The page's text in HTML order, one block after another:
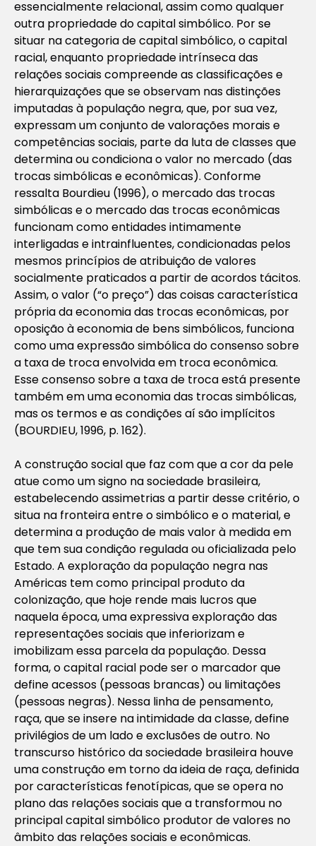
essencialmente relacional, assim como qualquer
outra propriedade do capital simbólico. Por se
situar na categoria de capital simbólico, o capital
racial, enquanto propriedade intrínseca das
relações sociais compreende as classificações e
hierarquizações que se observam nas distinções
imputadas à população negra, que, por sua vez,
expressam um conjunto de valorações morais e
competências sociais, parte da luta de classes que
determina ou condiciona o valor no mercado (das
trocas simbólicas e econômicas). Conforme
ressalta Bourdieu (1996), o mercado das trocas
simbólicas e o mercado das trocas econômicas
funcionam como entidades intimamente
interligadas e intrainfluentes, condicionadas pelos
mesmos princípios de atribuição de valores
socialmente praticados a partir de acordos tácitos.
Assim, o valor (“o preço”) das coisas característica
própria da economia das trocas econômicas, por
oposição à economia de bens simbólicos, funciona
como uma expressão simbólica do consenso sobre
a taxa de troca envolvida em troca econômica.
Esse consenso sobre a taxa de troca está presente
também em uma economia das trocas simbólicas,
mas os termos e as condições aí são implícitos
(BOURDIEU, 1996, p. 162).
A construção social que faz com que a cor da pele
atue como um signo na sociedade brasileira,
estabelecendo assimetrias a partir desse critério, o
situa na fronteira entre o simbólico e o material, e
determina a produção de mais valor à medida em
que tem sua condição regulada ou oficializada pelo
Estado. A exploração da população negra nas
Américas tem como principal produto da
colonização, que hoje rende mais lucros que
naquela época, uma expressiva exploração das
representações sociais que inferiorizam e
imobilizam essa parcela da população. Dessa
forma, o capital racial pode ser o marcador que
define acessos (pessoas brancas) ou limitações
(pessoas negras). Nessa linha de pensamento,
raça, que se insere na intimidade da classe, define
privilégios de um lado e exclusões de outro. No
transcurso histórico da sociedade brasileira houve
uma construção em torno da ideia de raça, definida
por características fenotípicas, que se opera no
plano das relações sociais que a transformou no
principal capital simbólico produtor de valores no
âmbito das relações sociais e econômicas.